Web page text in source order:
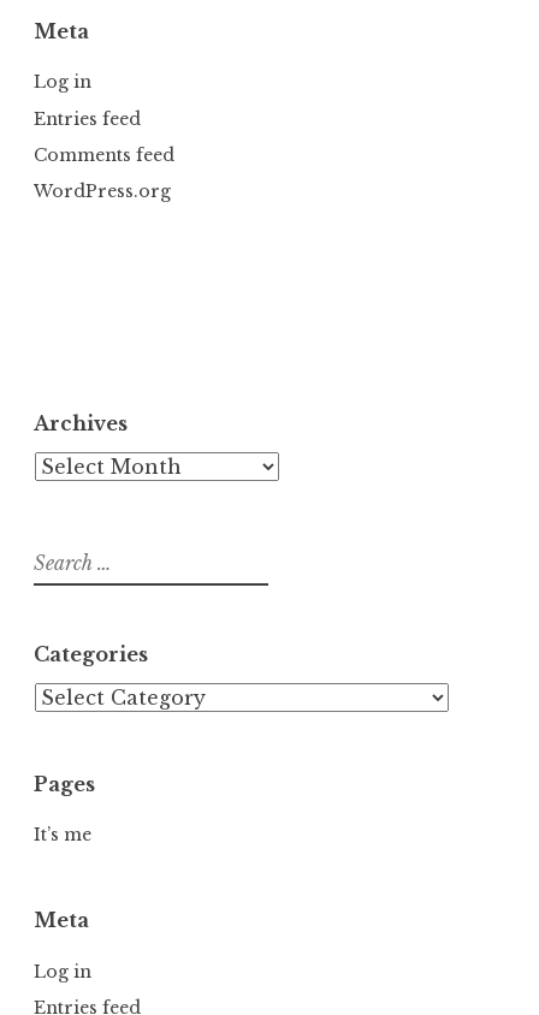
Meta
Log in
Entries feed
Comments feed
WordPress.org
Archives
Archives
Search
for:
Categories
Categories
Pages
It’s me
Meta
Log in
Entries feed